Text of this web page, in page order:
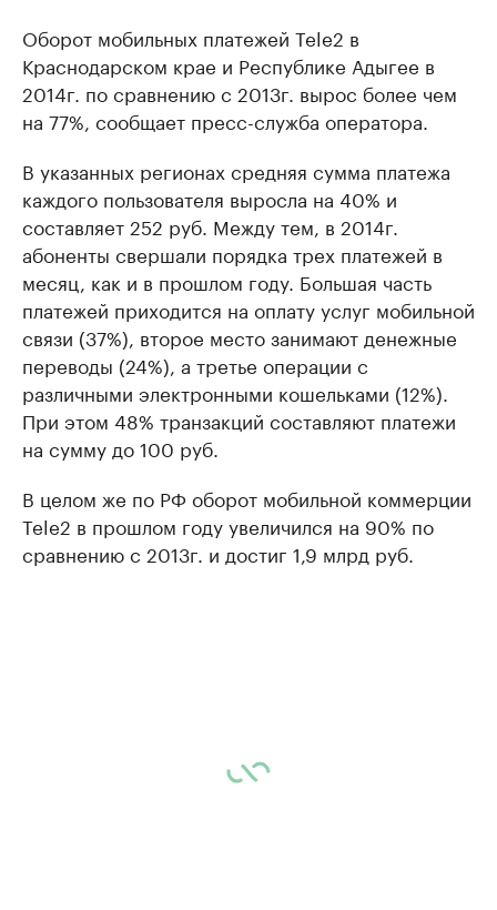
Оборот мобильных платежей Tele2 в
Краснодарском крае и Республике Адыгее в
2014г. по сравнению с 2013г. вырос более чем
на 77%, сообщает пресс-служба оператора.
В указанных регионах средняя сумма платежа
каждого пользователя выросла на 40% и
составляет 252 руб. Между тем, в 2014г.
абоненты свершали порядка трех платежей в
месяц, как и в прошлом году. Большая часть
платежей приходится на оплату услуг мобильной
связи (37%), второе место занимают денежные
переводы (24%), а третье операции с
различными электронными кошельками (12%).
При этом 48% транзакций составляют платежи
на сумму до 100 руб.
В целом же по РФ оборот мобильной коммерции
Tele2 в прошлом году увеличился на 90% по
сравнению с 2013г. и достиг 1,9 млрд руб.